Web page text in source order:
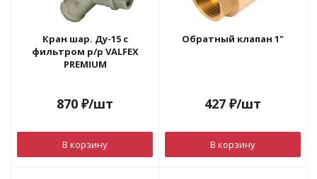
Кран шар. Ду-15 с
фильтром р/р VALFEX
PREMIUM
870 ₽/шт
В корзину
Обратный клапан 1"
427 ₽/шт
В корзину